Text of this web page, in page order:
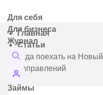
Для себя
Для бизнеса
Журнал
Займы
Главная
Статьи
Куда поехать на
направлений